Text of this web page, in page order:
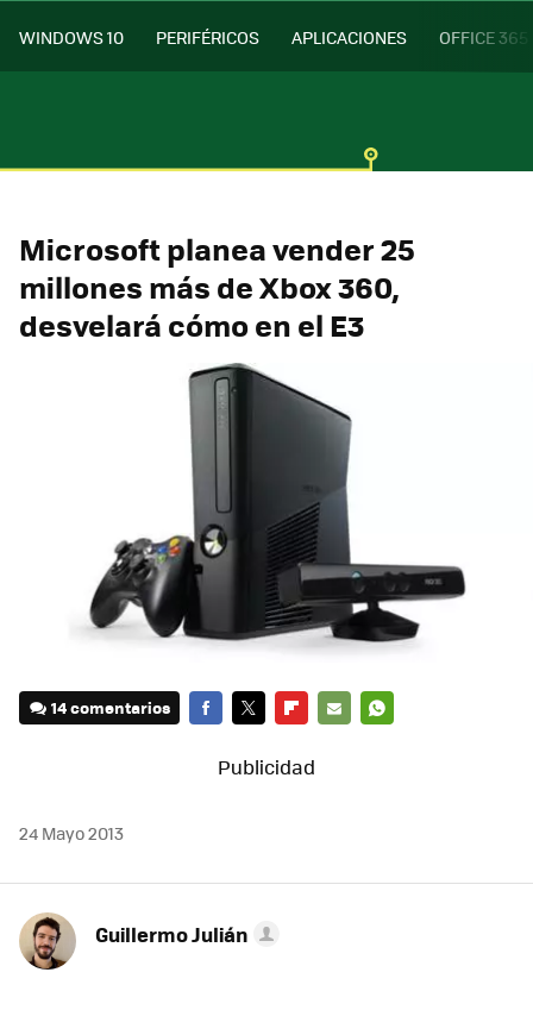
WINDOWS 10 PERIFÉRICOS APLICACIONES OFFICE 365
Microsoft planea vender 25
millones más de Xbox 360,
desvelará cómo en el E3
14 comentarios
24 Mayo 2013
Guillermo Julián